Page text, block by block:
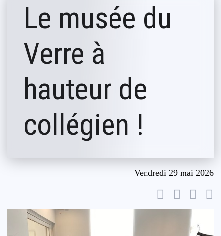
Le musée du
Verre à
hauteur de
collégien !
Vendredi 29 mai 2026